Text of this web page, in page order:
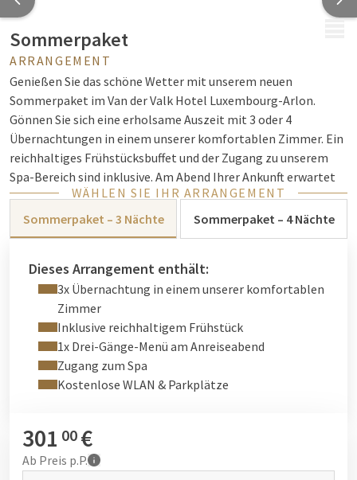
Sommerpaket
ARRANGEMENT
Genießen Sie das schöne Wetter mit unserem neuen
Sommerpaket im Van der Valk Hotel Luxembourg-Arlon.
Gönnen Sie sich eine erholsame Auszeit mit 3 oder 4
Übernachtungen in einem unserer komfortablen Zimmer. Ein
reichhaltiges Frühstücksbuffet und der Zugang zu unserem
Spa-Bereich sind inklusive. Am Abend Ihrer Ankunft erwartet
Sie ein 3-Gänge-Menü.
Entspannen Sie sich am Pool, genießen Sie die Sauna und
erkunden Sie die Umgebung zwischen Belgien, Luxemburg und
Frankreich. Ob romantischer Kurzurlaub oder ein paar
wohlverdiente Tage der Erholung – unser Sommerpaket
bietet Ihnen die perfekte Gelegenheit, die Jahreszeit in
vollen Zügen zu genießen.
WÄHLEN SIE IHR ARRANGEMENT
Sommerpaket – 3 Nächte
Sommerpaket – 4 Nächte
Dieses Arrangement enthält:
3x Übernachtung in einem unserer komfortablen
Zimmer
Inklusive reichhaltigem Frühstück
1x Drei-Gänge-Menü am Anreiseabend
Zugang zum Spa
Kostenlose WLAN & Parkplätze
301 00 €
Ab Preis p.P.